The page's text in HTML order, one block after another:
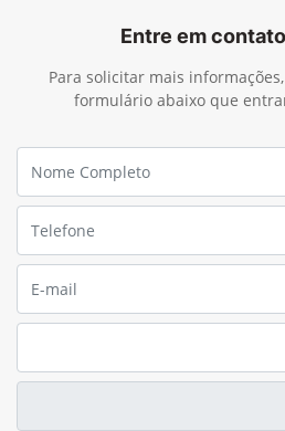
Entre em
Para solicitar mais
formulário abaixo que